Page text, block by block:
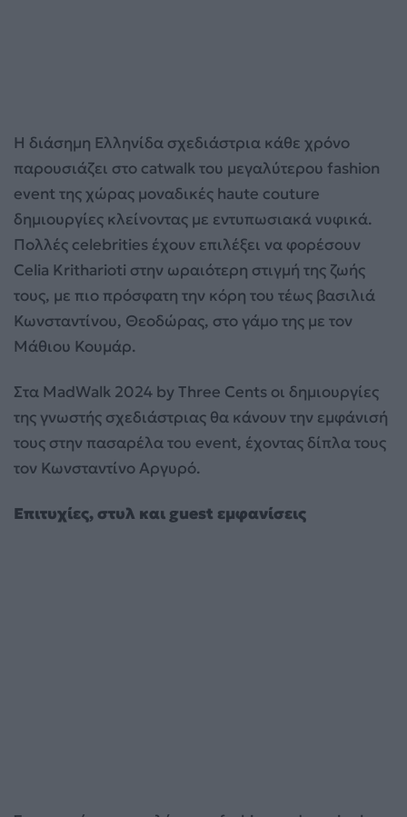
Η διάσημη Ελληνίδα σχεδιάστρια κάθε χρόνο
παρουσιάζει στο catwalk του μεγαλύτερου fashion
event της χώρας μοναδικές haute couture
δημιουργίες κλείνοντας με εντυπωσιακά νυφικά.
Πολλές celebrities έχουν επιλέξει να φορέσουν
Celia Kritharioti στην ωραιότερη στιγμή της ζωής
τους, με πιο πρόσφατη την κόρη του τέως βασιλιά
Κωνσταντίνου, Θεοδώρας, στο γάμο της με τον
Μάθιου Κουμάρ.
Στα MadWalk 2024 by Three Cents οι δημιουργίες
της γνωστής σχεδιάστριας θα κάνουν την εμφάνισή
τους στην πασαρέλα του event, έχοντας δίπλα τους
τον Κωνσταντίνο Αργυρό.
Επιτυχίες, στυλ και guest εμφανίσεις